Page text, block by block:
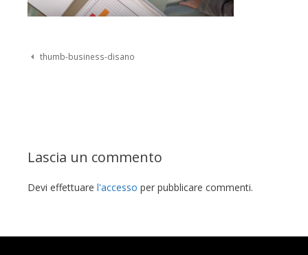
Navigazione Post
thumb-business-disano
Lascia un commento
Devi effettuare l'accesso per pubblicare commenti.